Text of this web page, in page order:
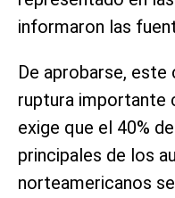
informaron las
De aprobarse, este
ruptura importante
exige que el ​40%
principales de los
norteamericanos